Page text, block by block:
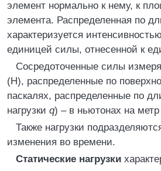
элемент нормально к нему, к
элемента. Распределенная по
характеризуется
единицей силы, отнесенной к
Сосредоточенные силы
(H), распределенные по
паскалях, распределенные по
нагрузки q) – в ньютонах на
Также нагрузки
изменения во времени.
Статические нагрузки